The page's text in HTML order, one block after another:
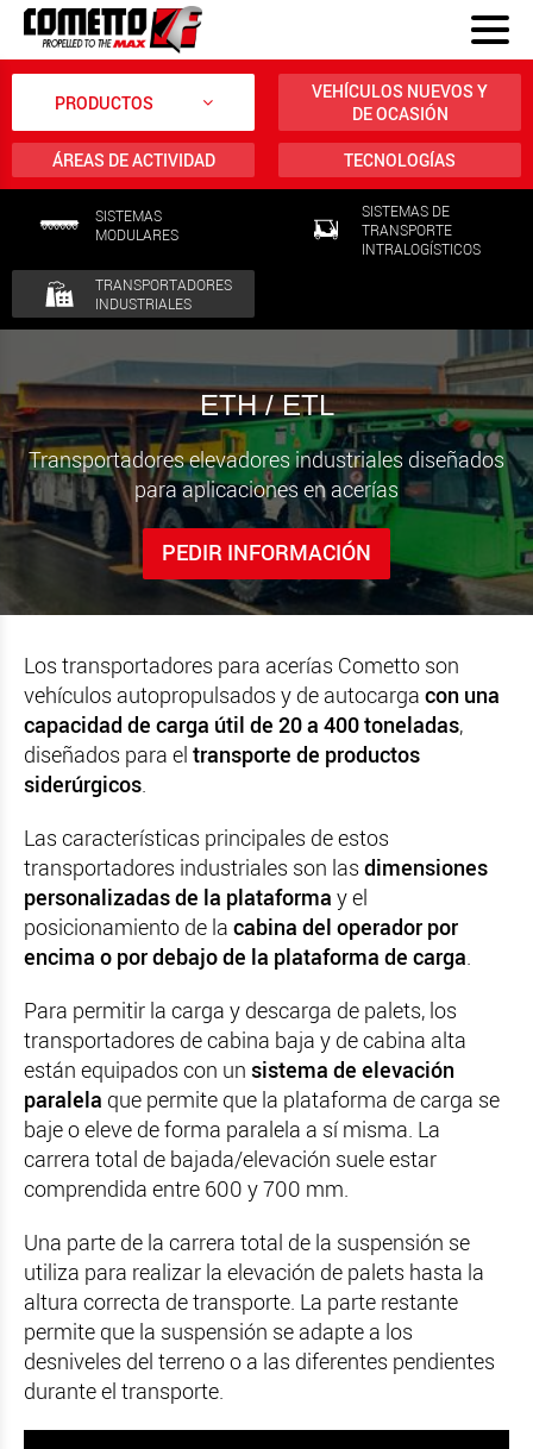
PRODUCTOS
VEHÍCULOS NUEVOS Y
DE OCASIÓN
ÁREAS DE ACTIVIDAD TECNOLOGÍAS
SISTEMAS
MODULARES
SISTEMAS DE
TRANSPORTE
INTRALOGÍSTICOS
TRANSPORTADORES
INDUSTRIALES
ETH / ETL
Transportadores elevadores industriales diseñados
para aplicaciones en acerías
PEDIR INFORMACIÓN
Los transportadores para acerías Cometto son
vehículos autopropulsados y de autocarga con una
capacidad de carga útil de 20 a 400 toneladas,
diseñados para el transporte de productos
siderúrgicos.
Las características principales de estos
transportadores industriales son las dimensiones
personalizadas de la plataforma y el
posicionamiento de la cabina del operador por
encima o por debajo de la plataforma de carga.
Para permitir la carga y descarga de palets, los
transportadores de cabina baja y de cabina alta
están equipados con un sistema de elevación
paralela que permite que la plataforma de carga se
baje o eleve de forma paralela a sí misma. La
carrera total de bajada/elevación suele estar
comprendida entre 600 y 700 mm.
Una parte de la carrera total de la suspensión se
utiliza para realizar la elevación de palets hasta la
altura correcta de transporte. La parte restante
permite que la suspensión se adapte a los
desniveles del terreno o a las diferentes pendientes
durante el transporte.